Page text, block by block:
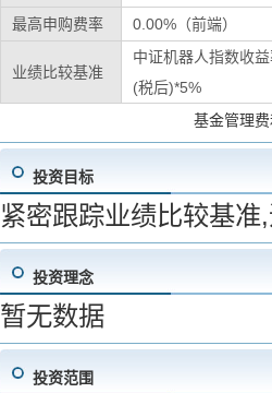
最高申购费率
0.00%（前端）
业绩比较基准
中证机器人指数收
(税后)*5%
基金管理
投资目标
紧密跟踪业绩比较基
投资理念
暂无数据
投资范围